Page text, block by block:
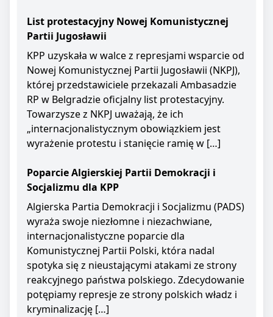
List protestacyjny Nowej Komunistycznej
Partii Jugosławii
KPP uzyskała w walce z represjami wsparcie od
Nowej Komunistycznej Partii Jugosławii (NKPJ),
której przedstawiciele przekazali Ambasadzie
RP w Belgradzie oficjalny list protestacyjny.
Towarzysze z NKPJ uważają, że ich
„internacjonalistycznym obowiązkiem jest
wyrażenie protestu i stanięcie ramię w […]
Poparcie Algierskiej Partii Demokracji i
Socjalizmu dla KPP
Algierska Partia Demokracji i Socjalizmu (PADS)
wyraża swoje niezłomne i niezachwiane,
internacjonalistyczne poparcie dla
Komunistycznej Partii Polski, która nadal
spotyka się z nieustającymi atakami ze strony
reakcyjnego państwa polskiego. Zdecydowanie
potępiamy represje ze strony polskich władz i
kryminalizację […]